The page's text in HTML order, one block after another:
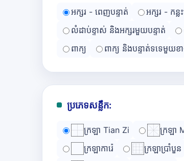
អក្សរ - ពេញបន្ទាត់ អក្សរ - កន្ល
លំដាប់ខ្ទាស់ និងអក្សរមួយបន្ទាត់
ពាក្យ
ពាក្យ និងបន្ទាត់ទទេមួយខ
ប្រភេទសន្លឹក:
ក្រឡា Tian Zi ក្រឡា
ក្រឡាការ៉េ
ក្រឡាប្រាំបួន